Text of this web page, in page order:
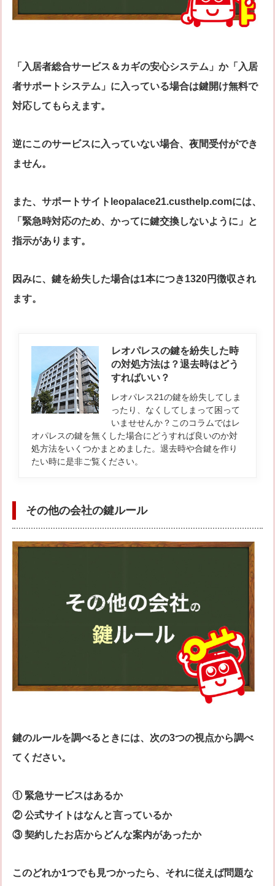
「入居者総合サービス＆カギの安心システム」か「入居
者サポートシステム」に入っている場合は鍵開け無料で
対応してもらえます。
逆にこのサービスに入っていない場合、夜間受付ができ
ません。
また、サポートサイトleopalace21.custhelp.comには、
「緊急時対応のため、かってに鍵交換しないように」と
指示があります。
因みに、鍵を紛失した場合は1本につき1320円徴収され
ます。
レオパレスの鍵を紛失した時
の対処方法は？退去時はどう
すればいい？
レオパレス21の鍵を紛失してしま
ったり、なくしてしまって困って
いませせんか？このコラムではレ
オパレスの鍵を無くした場合にどうすれば良いのか対
処方法をいくつかまとめました。退去時や合鍵を作り
たい時に是非ご覧ください。
その他の会社の鍵ルール
鍵のルールを調べるときには、次の3つの視点から調べ
てください。
① 緊急サービスはあるか
② 公式サイトはなんと言っているか
③ 契約したお店からどんな案内があったか
このどれか1つでも見つかったら、それに従えば問題な